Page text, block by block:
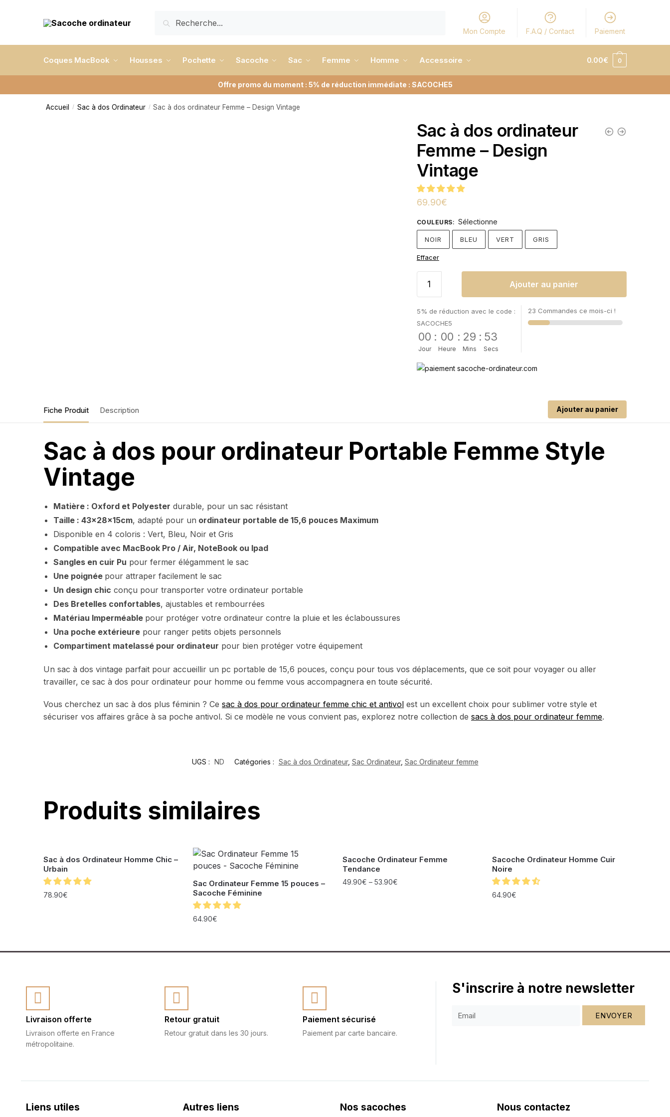
Mon Compte F.A.Q / Contact Paiement
Coques MacBook Housses Pochette Sacoche Sac Femme Homme Accessoire 0.00€ 0
Offre promo du moment : 5% de réduction immédiate : SACOCHE5
Accueil / Sac à dos Ordinateur / Sac à dos ordinateur Femme – Design Vintage
Sac à dos ordinateur
Femme – Design
Vintage
69.90€
COULEURS: Sélectionne
NOIR BLEU VERT GRIS
Effacer
Ajouter au panier
5% de réduction avec le code :
SACOCHE5
00
Jour
: 00
Heure
: 29
Mins
: 52
Secs
23 Commandes ce mois-ci !
Fiche Produit Description Ajouter au panier
Sac à dos pour ordinateur Portable Femme Style
Vintage
Matière : Oxford et Polyester durable, pour un sac résistant
Taille : 43x28x15cm, adapté pour un ordinateur portable de 15,6 pouces Maximum
Disponible en 4 coloris : Vert, Bleu, Noir et Gris
Compatible avec MacBook Pro / Air, NoteBook ou Ipad
Sangles en cuir Pu pour fermer élégamment le sac
Une poignée pour attraper facilement le sac
Un design chic conçu pour transporter votre ordinateur portable
Des Bretelles confortables, ajustables et rembourrées
Matériau Imperméable pour protéger votre ordinateur contre la pluie et les éclaboussures
Una poche extérieure pour ranger petits objets personnels
Compartiment matelassé pour ordinateur pour bien protéger votre équipement
Un sac à dos vintage parfait pour accueillir un pc portable de 15,6 pouces, conçu pour tous vos déplacements, que ce soit pour voyager ou aller
travailler, ce sac à dos pour ordinateur pour homme ou femme vous accompagnera en toute sécurité.
Vous cherchez un sac à dos plus féminin ? Cesac à dos pour ordinateur femme chic et antivol est un excellent choix pour sublimer votre style et
sécuriser vos affaires grâce à sa poche antivol. Si ce modèle ne vous convient pas, explorez notre collection desacs à dos pour ordinateur femme.
UGS : ND Catégories : Sac à dos Ordinateur, Sac Ordinateur, Sac Ordinateur femme
Produits similaires
Sac à dos Ordinateur Homme Chic –
Urbain
78.90€
Sac Ordinateur Femme 15 pouces –
Sacoche Féminine
64.90€
Sacoche Ordinateur Femme
Tendance
49.90€ – 53.90€
Sacoche Ordinateur Homme Cuir
Noire
64.90€
Livraison offerte
Livraison offerte en France
métropolitaine.
Retour gratuit
Retour gratuit dans les 30 jours.
Paiement sécurisé
Paiement par carte bancaire.
S'inscrire à notre newsletter
ENVOYER
Liens utiles Autres liens Nos sacoches Nous contactez